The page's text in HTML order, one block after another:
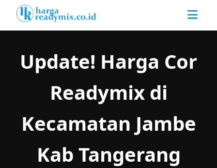
Update! Harga Cor
Readymix di
Kecamatan Jambe
Kab Tangerang